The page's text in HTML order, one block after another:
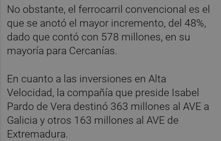
No obstante, el ferrocarril convencional es el
que se anotó el mayor incremento, del 48%,
dado que contó con 578 millones, en su
mayoría para Cercanías.
En cuanto a las inversiones en Alta
Velocidad, la compañía que preside Isabel
Pardo de Vera destinó 363 millones al AVE a
Galicia y otros 163 millones al AVE de
Extremadura.